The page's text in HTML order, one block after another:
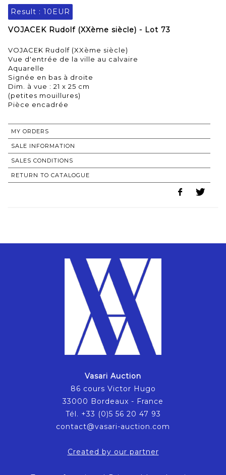
Result : 10EUR
VOJACEK Rudolf (XXème siècle) - Lot 73
VOJACEK Rudolf (XXème siècle)
Vue d'entrée de la ville au calvaire
Aquarelle
Signée en bas à droite
Dim. à vue : 21 x 25 cm
(petites mouillures)
Pièce encadrée
MY ORDERS
SALE INFORMATION
SALES CONDITIONS
RETURN TO CATALOGUE
Vasari Auction
86 cours Victor Hugo
33000 Bordeaux - France
Tél. +33 (0)5 56 20 47 93
contact@vasari-auction.com
Created by our partner